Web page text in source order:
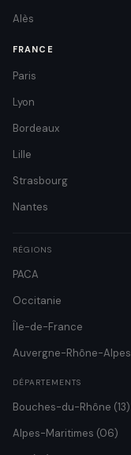
Alès
FRANCE
Paris
Lyon
Bordeaux
Lille
Strasbourg
Nantes
RÉGIONS
PACA
Occitanie
Île-de-France
Auvergne-Rhône-Alpes
DÉPARTEMENTS
Bouches-du-Rhône (13)
Alpes-Maritimes (06)